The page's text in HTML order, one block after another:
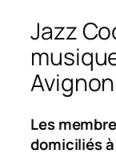
Jazz
Les
domiciliés